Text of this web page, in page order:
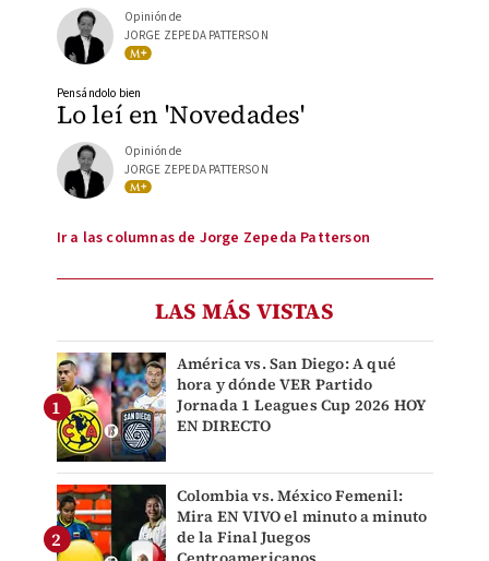
Opinión de
JORGE ZEPEDA PATTERSON
Lo leí en 'Novedades'
Pensándolo bien
Opinión de
JORGE ZEPEDA PATTERSON
Ir a las columnas de Jorge Zepeda Patterson
LAS MÁS VISTAS
América vs. San Diego: A qué
hora y dónde VER Partido
Jornada 1 Leagues Cup 2026 HOY
EN DIRECTO
Colombia vs. México Femenil:
Mira EN VIVO el minuto a minuto
de la Final Juegos